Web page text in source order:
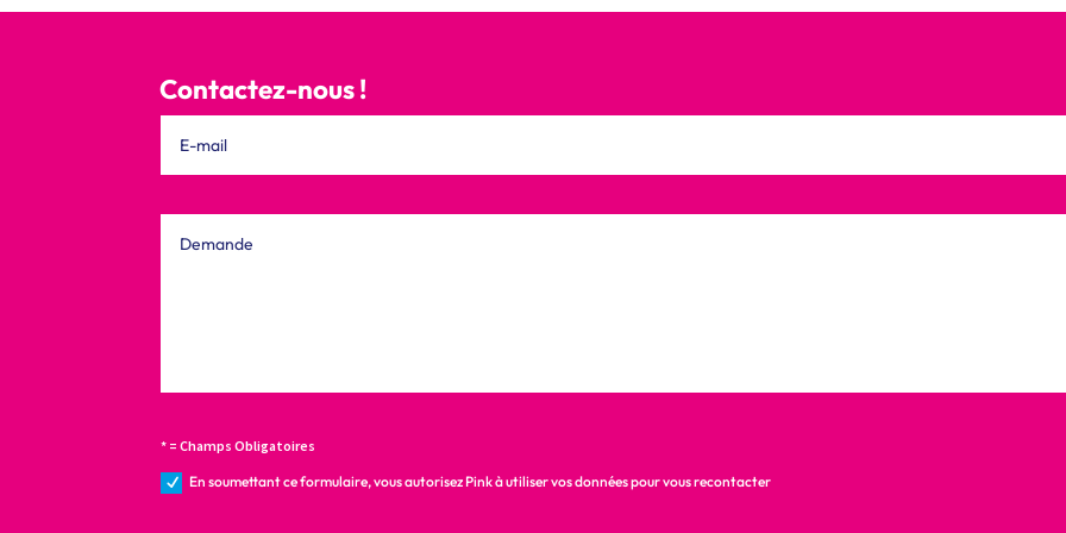
Contactez-nous !
* = Champs Obligatoires
En soumettant ce formulaire, vous autorisez Pink à utiliser vos données pour vous recontacter